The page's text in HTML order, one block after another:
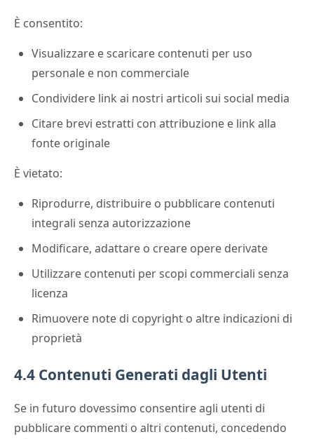
È consentito:
Visualizzare e scaricare contenuti per uso
personale e non commerciale
Condividere link ai nostri articoli sui social media
Citare brevi estratti con attribuzione e link alla
fonte originale
È vietato:
Riprodurre, distribuire o pubblicare contenuti
integrali senza autorizzazione
Modificare, adattare o creare opere derivate
Utilizzare contenuti per scopi commerciali senza
licenza
Rimuovere note di copyright o altre indicazioni di
proprietà
4.4 Contenuti Generati dagli Utenti
Se in futuro dovessimo consentire agli utenti di
pubblicare commenti o altri contenuti, concedendo